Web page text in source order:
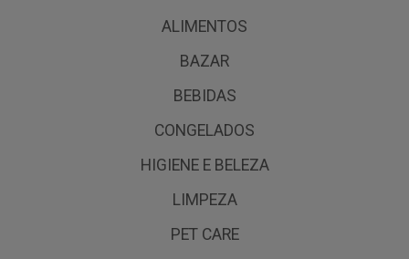
ALIMENTOS
BAZAR
BEBIDAS
CONGELADOS
HIGIENE E BELEZA
LIMPEZA
PET CARE